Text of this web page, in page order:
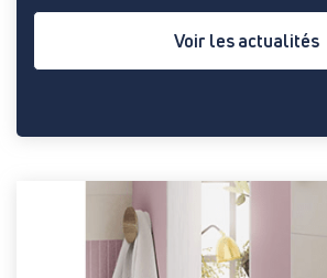
Voir les actualités